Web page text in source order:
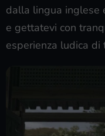
dalla lingua inglese
e gettatevi con
esperienza ludica